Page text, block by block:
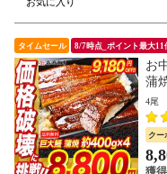
タイムセール 8/7時点_ポイント最大11
お
蒲
超
お
上
4尾
クー